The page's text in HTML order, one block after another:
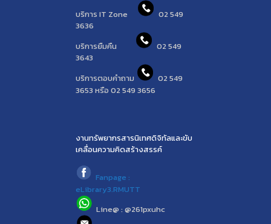
บริการ IT Zone
02 549
3636
บริการยืมคืน
02 549
3643
บริการตอบคำถาม
02 549
3653 หรือ 02 549 3656
งานทรัพยากรสารนิเทศดิจิทัลและขับ
เคลื่อนความคิดสร้างสรรค์
Fanpage :
eLibrary3.RMUTT
Line@ : @261pxuhc